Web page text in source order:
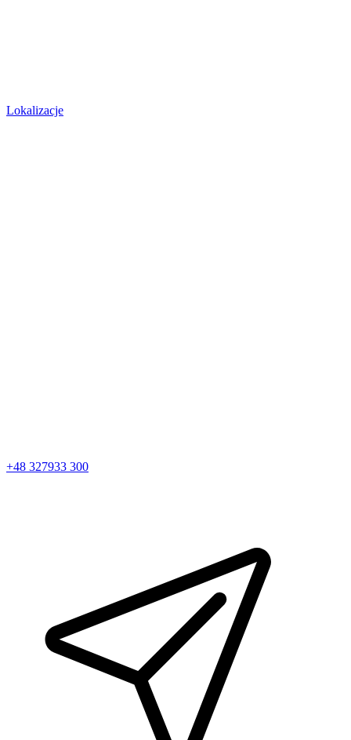
Lokalizacje
+48 327933 300